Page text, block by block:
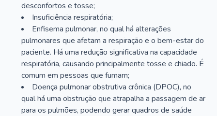
desconfortos e tosse;
Insuficiência respiratória;
Enfisema pulmonar, no qual há alterações
pulmonares que afetam a respiração e o bem-estar do
paciente. Há uma redução significativa na capacidade
respiratória, causando principalmente tosse e chiado. É
comum em pessoas que fumam;
Doença pulmonar obstrutiva crônica (DPOC), no
qual há uma obstrução que atrapalha a passagem de ar
para os pulmões, podendo gerar quadros de saúde